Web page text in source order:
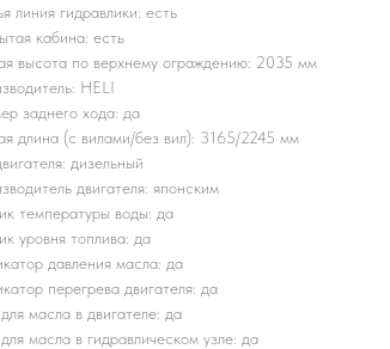
линия гидравлики: есть
кабина: есть
высота по верхнему ограждению: 2035 мм
HELI
заднего хода: да
длина (с вилами/без вил): 3165/2245 мм
дизельный
двигателя: японским
температуры воды: да
уровня топлива: да
давления масла: да
перегрева двигателя: да
масла в двигателе: да
масла в гидравлическом узле: да